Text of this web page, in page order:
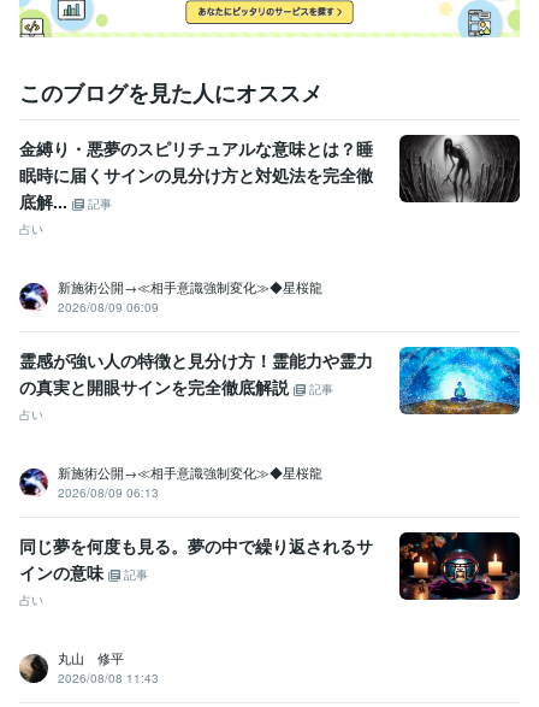
このブログを見た人にオススメ
金縛り・悪夢のスピリチュアルな意味とは？睡
眠時に届くサインの見分け方と対処法を完全徹
底解...
記事
占い
新施術公開→≪相手意識強制変化≫◆星桜龍
2026/08/09 06:09
霊感が強い人の特徴と見分け方！霊能力や霊力
の真実と開眼サインを完全徹底解説
記事
占い
新施術公開→≪相手意識強制変化≫◆星桜龍
2026/08/09 06:13
同じ夢を何度も見る。夢の中で繰り返されるサ
インの意味
記事
占い
丸山 修平
2026/08/08 11:43